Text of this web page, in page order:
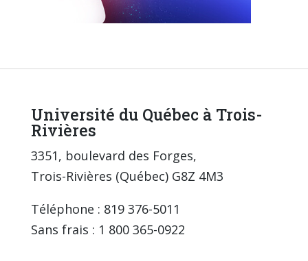
Université du Québec à Trois-
Rivières
3351, boulevard des Forges,
Trois-Rivières (Québec) G8Z 4M3
Téléphone : 819 376-5011
Sans frais : 1 800 365-0922